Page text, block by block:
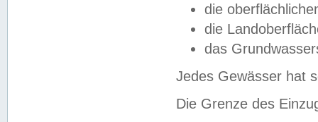
die
die
das
Jedes Gewässer hat
Die Grenze des